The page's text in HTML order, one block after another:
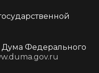
Дума Федерального